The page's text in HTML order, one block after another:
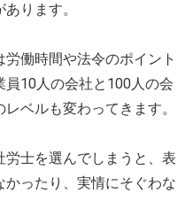
ります。
働時間や法令のポイント
10人の会社と100人の会
ベルも変わってきます。
士を選んでしまうと、表
ったり、実情にそぐわな